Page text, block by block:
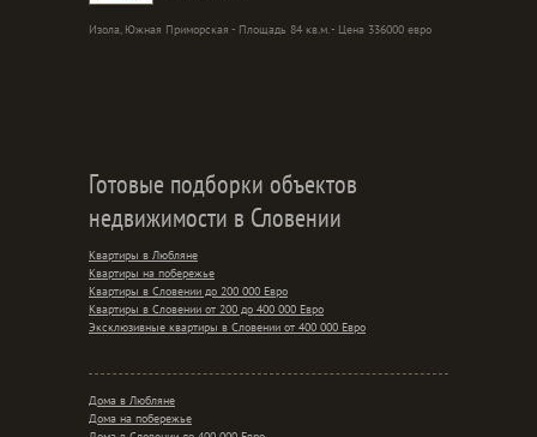
Изола, Южная Приморская - Площадь 84 кв.м. - Цена 336000 евро
Готовые подборки объектов
недвижимости в Словении
Квартиры в Любляне
Квартиры на побережье
Квартиры в Словении до 200 000 Евро
Квартиры в Словении от 200 до 400 000 Евро
Эксклюзивные квартиры в Словении от 400 000 Евро
Дома в Любляне
Дома на побережье